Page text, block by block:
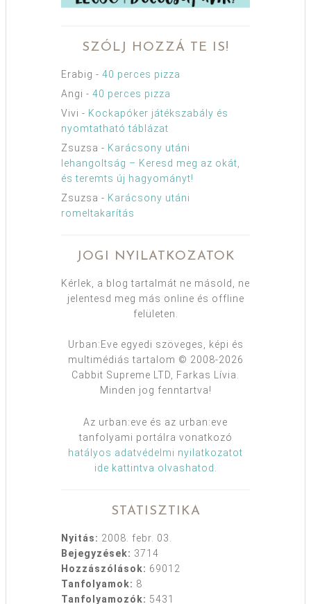
SZÓLJ HOZZÁ TE IS!
Erabig - 40 perces pizza
Angi - 40 perces pizza
Vivi - Kockapóker játékszabály és
nyomtatható táblázat
Zsuzsa - Karácsony utáni
lehangoltság – Keresd meg az okát,
és teremts új hagyományt!
Zsuzsa - Karácsony utáni
romeltakarítás
JOGI NYILATKOZATOK
Kérlek, a blog tartalmát ne másold, ne
jelentesd meg más online és offline
felületen.
Urban:Eve egyedi szöveges, képi és
multimédiás tartalom © 2008-2026
Cabbit Supreme LTD, Farkas Lívia.
Minden jog fenntartva!
Az urban:eve és az urban:eve
tanfolyami portálra vonatkozó
hatályos adatvédelmi nyilatkozatot
ide kattintva olvashatod
STATISZTIKA
Nyitás: 2008. febr. 03.
Bejegyzések: 3714
Hozzászólások: 69012
Tanfolyamok: 8
Tanfolyamozók: 5431